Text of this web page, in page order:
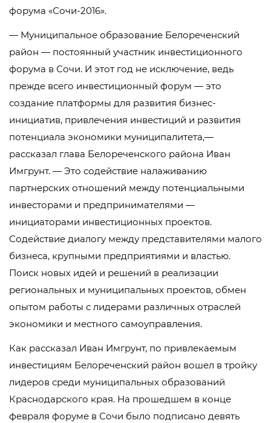
форума «Сочи-2016».
— Муниципальное образование Белореченский
район — постоянный участник инвестиционного
форума в Сочи. И этот год не исключение, ведь
прежде всего инвестиционный форум — это
создание платформы для развития бизнес-
инициатив, привлечения инвестиций и развития
потенциала экономики муниципалитета,—
рассказал глава Белореченского района Иван
Имгрунт. — Это содействие налаживанию
партнерских отношений между потенциальными
инвесторами и предпринимателями —
инициаторами инвестиционных проектов.
Содействие диалогу между представителями малого
бизнеса, крупными предприятиями и властью.
Поиск новых идей и решений в реализации
региональных и муниципальных проектов, обмен
опытом работы с лидерами различных отраслей
экономики и местного самоуправления.
Как рассказал Иван Имгрунт, по привлекаемым
инвестициям Белореченский район вошел в тройку
лидеров среди муниципальных образований
Краснодарского края. На прошедшем в конце
февраля форуме в Сочи было подписано девять